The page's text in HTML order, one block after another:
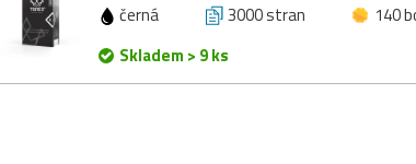
černá 3000 stran
140
Skladem > 9 ks